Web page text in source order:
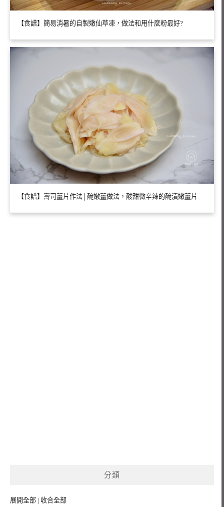
【食譜】簡易消暑的自製嫩仙草凍，做法和用什麼粉最好?
【食譜】壽司薑片作法│醃嫩薑做法，酸甜微辛辣的醃漬嫩薑片
分類
展開全部 | 收合全部